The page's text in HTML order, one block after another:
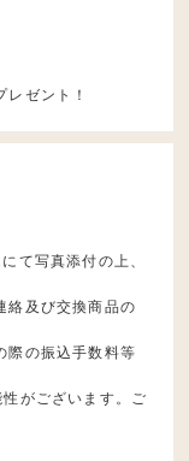
ゼント！
て写真添付の上、
絡及び交換商品の
際の振込手数料等
がございます。ご